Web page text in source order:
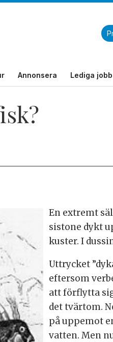
Annonsera Lediga jobb
En extremt
sistone dykt
kuster. I
Uttrycket
eftersom
att förflytta
det tvärtom.
på uppemot
vatten. Men